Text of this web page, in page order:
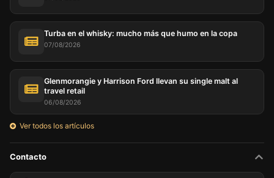
Turba en el whisky: mucho más que humo en la copa
07/08/2026
Glenmorangie y Harrison Ford llevan su single malt al
travel retail
06/08/2026
Ver todos los artículos
Contacto